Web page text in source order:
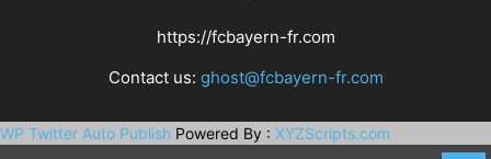
https://fcbayern-fr.com
Contact us: ghost@fcbayern-fr.com
WP Twitter Auto Publish Powered By : XYZScripts.com